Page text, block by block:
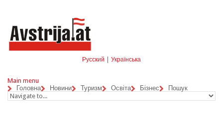
Русский Українська
Main menu
Головна
Новини Туризм Освіта Бізнес Пошук